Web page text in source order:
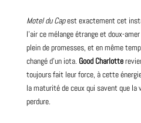
Motel du Capest exactement cet
l’air ce mélange étrange et doux-
plein de promesses, et en même
changé d’un iota. Good Charlotte
toujours fait leur force, à cette
la maturité de ceux qui savent que la
perdure.